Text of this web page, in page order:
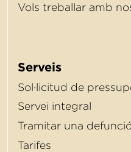
Vols treballar amb
Serveis
Sol·licitud de
Servei integral
Tramitar una
Tarifes